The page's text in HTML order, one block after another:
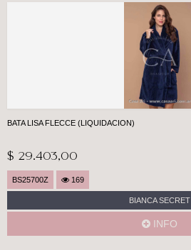
BATA LISA FLECCE (LIQUIDACION)
$ 29.403,00
BS25700Z 169
BIANCA SECRET
INFO